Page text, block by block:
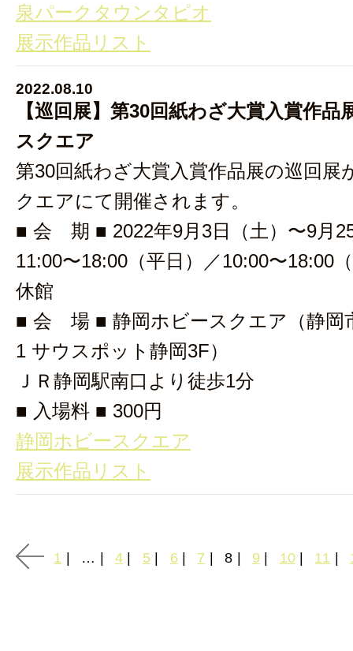
泉パークタウンタピオ
展示作品リスト
2022.08.10
【巡回展】第30回紙わざ大賞入賞作
スクエア
第30回紙わざ大賞入賞作品展の巡回展
クエアにて開催されます。
■ 会 期 ■ 2022年9月3日（土）〜9月
11:00〜18:00（平日）／10:00〜18:00
休館
■ 会 場 ■ 静岡ホビースクエア（静岡
1 サウスポット静岡3F）
ＪＲ静岡駅南口より徒歩1分
■ 入場料 ■ 300円
静岡ホビースクエア
展示作品リスト
1 … 4 5 6 7 8 9 10 11